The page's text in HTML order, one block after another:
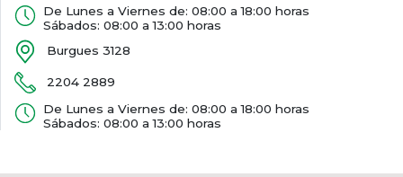
De Lunes a Viernes de: 08:00 a 18:00 horas
Sábados: 08:00 a 13:00 horas
Burgues 3128
2204 2889
De Lunes a Viernes de: 08:00 a 18:00 horas
Sábados: 08:00 a 13:00 horas